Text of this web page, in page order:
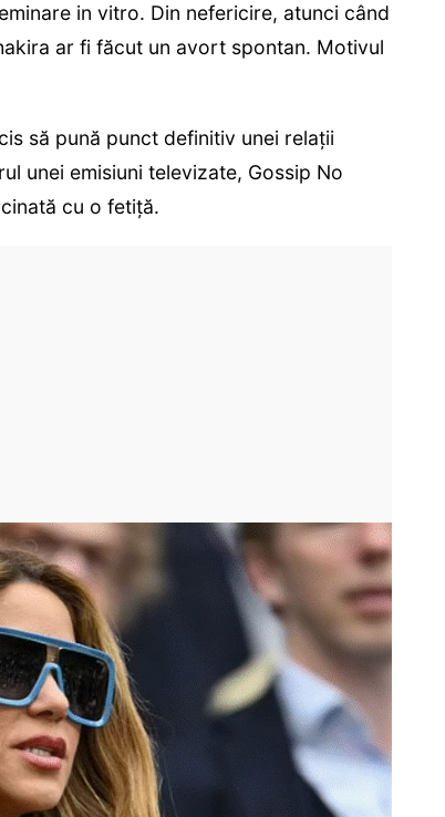
in vitro. Din nefericire, atunci când
ar fi făcut un avort spontan. Motivul
să pună punct definitiv unei relații
unei emisiuni televizate, Gossip No
cu o fetiță.